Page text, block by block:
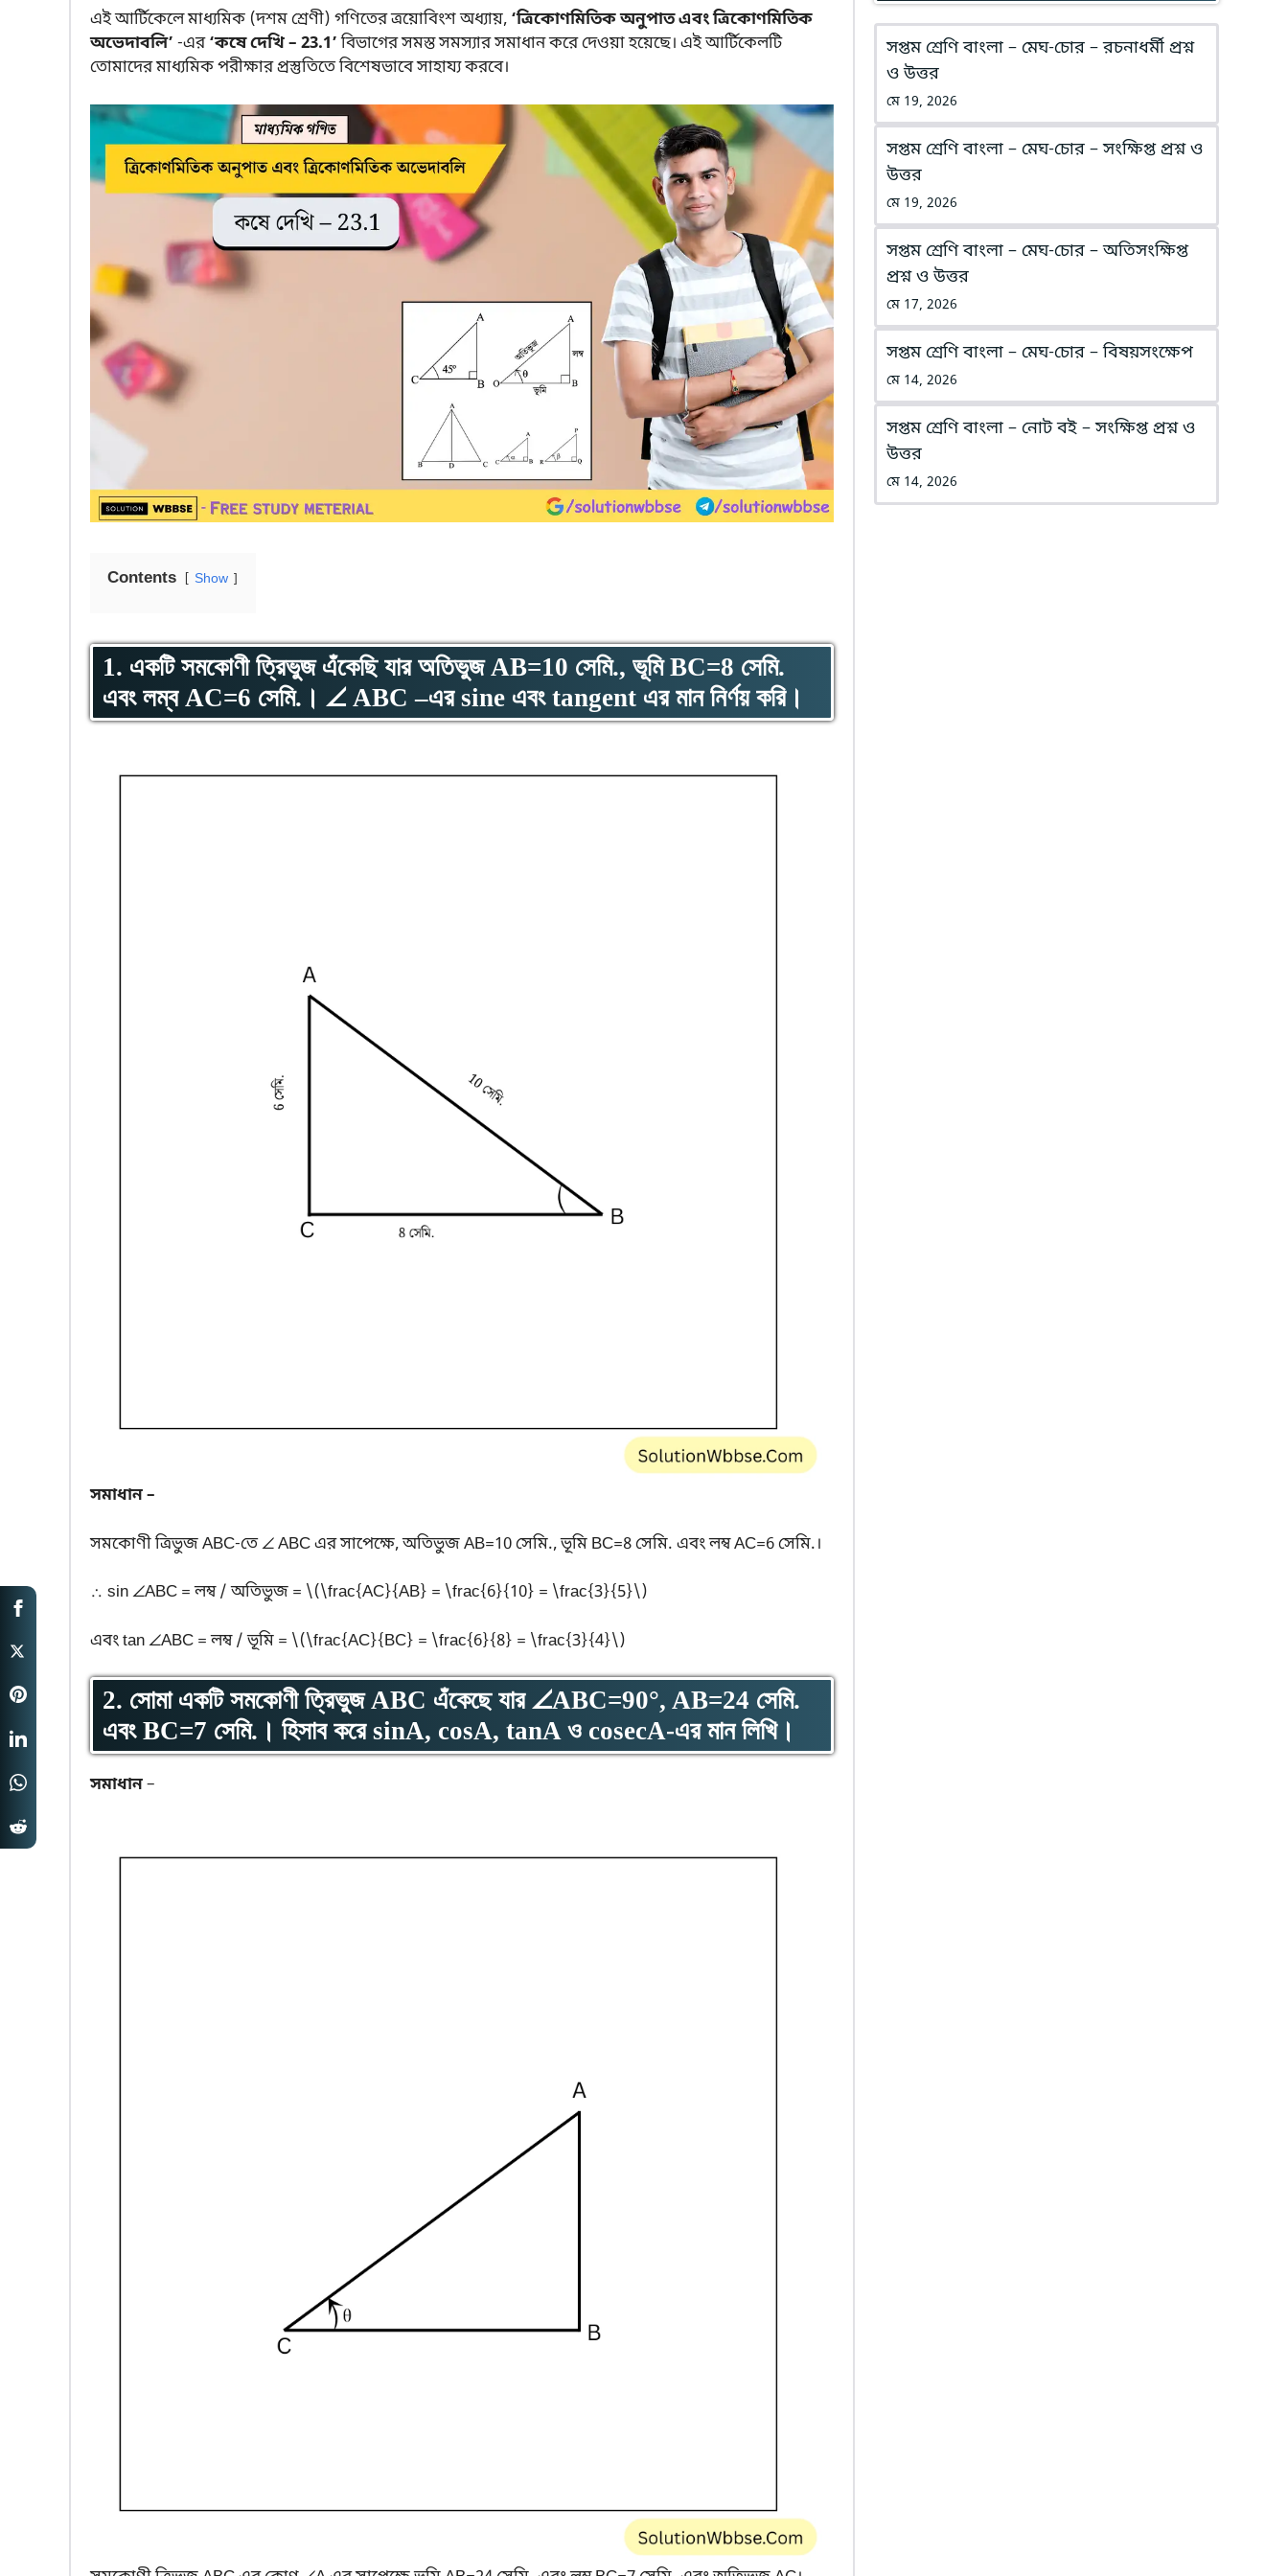
এই আর্টিকেলে মাধ্যমিক (দশম শ্রেণী) গণিতের ত্রয়োবিংশ অধ্যায়, ‘ত্রিকোণমিতিক অনুপাত এবং ত্রিকোণমিতিক
অভেদাবলি’ -এর‘কষে দেখি – 23.1’বিভাগের সমস্ত সমস্যার সমাধান করে দেওয়া হয়েছে। এই আর্টিকেলটি
তোমাদের মাধ্যমিক পরীক্ষার প্রস্তুতিতে বিশেষভাবে সাহায্য করবে।
Contents Show
1. একটি সমকোণী ত্রিভুজ এঁকেছি যার অতিভুজ AB=10 সেমি., ভূমি BC=8 সেমি.
এবং লম্ব AC=6 সেমি.। ∠ ABC –এর sine এবং tangent এর মান নির্ণয় করি।
সমাধান –
সমকোণী ত্রিভুজ ABC-তে ∠ ABC এর সাপেক্ষে, অতিভুজ AB=10 সেমি., ভূমি BC=8 সেমি. এবং লম্ব AC=6 সেমি.।
∴ sin ∠ABC = লম্ব / অতিভুজ = \(\frac{AC}{AB} = \frac{6}{10} = \frac{3}{5}\)
এবং tan ∠ABC = লম্ব / ভূমি = \(\frac{AC}{BC} = \frac{6}{8} = \frac{3}{4}\)
2. সোমা একটি সমকোণী ত্রিভুজ ABC এঁকেছে যার ∠ABC=90°, AB=24 সেমি.
এবং BC=7 সেমি.। হিসাব করে sinA, cosA, tanA ও cosecA-এর মান লিখি।
সমাধান–
সপ্তম শ্রেণি বাংলা – মেঘ-চোর – রচনাধর্মী প্রশ্ন
ও উত্তর
মে 19, 2026
সপ্তম শ্রেণি বাংলা – মেঘ-চোর – সংক্ষিপ্ত প্রশ্ন ও
উত্তর
মে 19, 2026
সপ্তম শ্রেণি বাংলা – মেঘ-চোর – অতিসংক্ষিপ্ত
প্রশ্ন ও উত্তর
মে 17, 2026
সপ্তম শ্রেণি বাংলা – মেঘ-চোর – বিষয়সংক্ষেপ
মে 14, 2026
সপ্তম শ্রেণি বাংলা – নোট বই – সংক্ষিপ্ত প্রশ্ন ও
উত্তর
মে 14, 2026